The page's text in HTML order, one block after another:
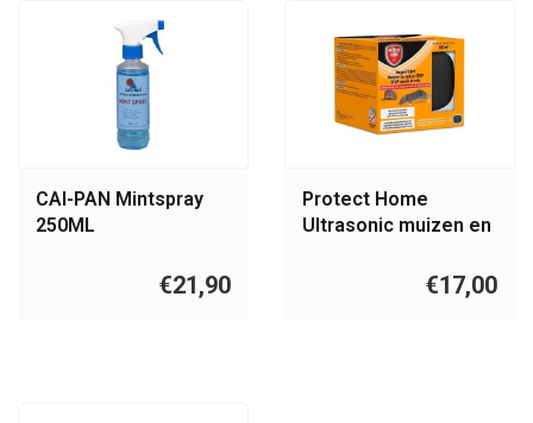
CAI-PAN Mintspray
250ML
€21,90
Protect Home
Ultrasonic muizen en
€17,00